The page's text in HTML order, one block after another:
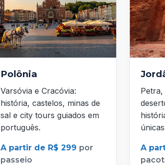
Polônia
Varsóvia e Cracóvia:
história, castelos, minas de
sal e city tours guiados em
português.
A partir de R$ 299 por
passeio
A